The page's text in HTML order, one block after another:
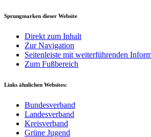
Sprungmarken dieser Website
Direkt zum Inhalt
Zur Navigation
Seitenleiste mit weiterführenden
Zum Fußbereich
Links ähnlichen Websites:
Bundesverband
Landesverband
Kreisverband
Grüne Jugend